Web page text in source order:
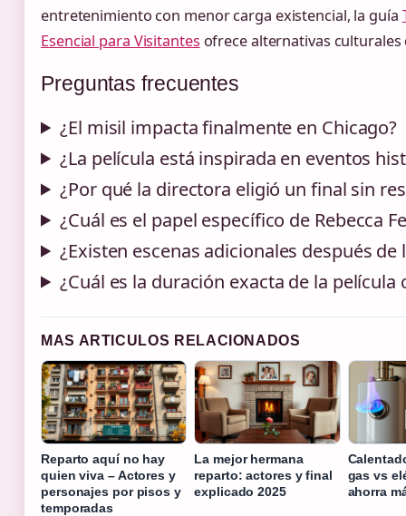
entretenimiento con menor carga existencial, la guía
Esencial para Visitantes ofrece alternativas culturales
Preguntas frecuentes
¿El misil impacta finalmente en Chicago?
¿La película está inspirada en eventos
¿Por qué la directora eligió un final sin
¿Cuál es el papel específico de Rebecca
¿Existen escenas adicionales después
¿Cuál es la duración exacta de la película
MAS ARTICULOS RELACIONADOS
Reparto aquí no hay
quien viva – Actores y
personajes por pisos y
temporadas
La mejor hermana
reparto: actores y final
explicado 2025
gas vs
ahorra